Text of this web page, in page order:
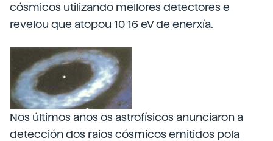
cósmicos utilizando mellores detectores e
revelou que atopou 10 16 eV de enerxía.
Nos últimos anos os astrofísicos anunciaron a
detección dos raios cósmicos emitidos pola